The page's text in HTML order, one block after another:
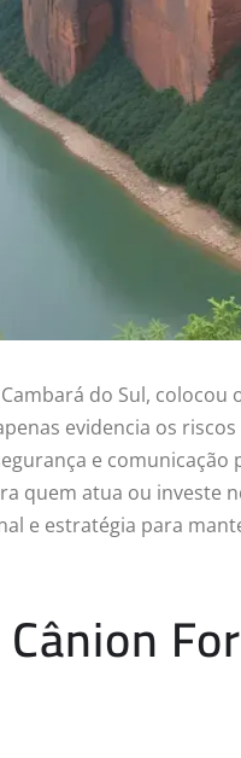
do Sul,
evidencia os
e
quem atua ou investe
e estratégia para